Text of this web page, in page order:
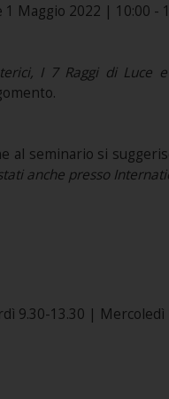
Maggio 2022 | 10:00 -
I 7 Raggi di Luce e
al seminario si
anche presso
9.30-13.30 | Mercoledì